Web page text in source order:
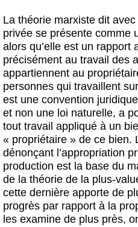
La théorie marxiste dit
privée se présente comme
alors qu’elle est un rapport
précisément au travail des
appartiennent au
personnes qui travaillent
est une convention
et non une loi naturelle, a
tout travail appliqué à un
« propriétaire » de ce bien.
dénonçant l’appropriation
production est la base du
de la théorie de la plus-
cette dernière apporte de
progrès par rapport à la
les examine de plus près,